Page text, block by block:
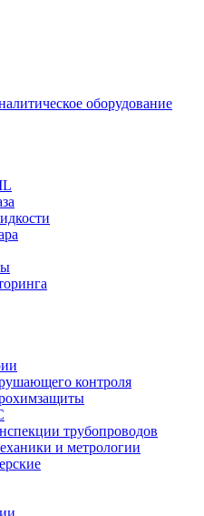
оборудование
контроля
трубопроводов
и метрологии